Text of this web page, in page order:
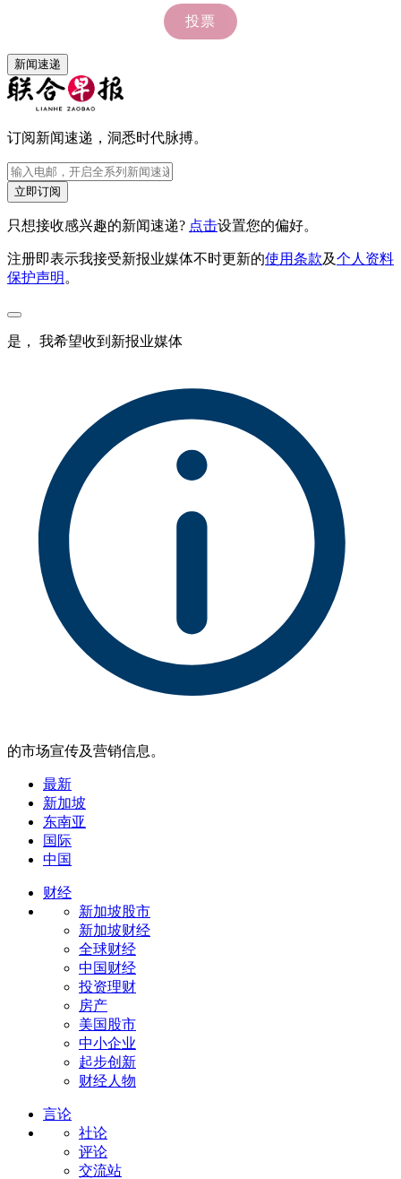
新闻速递
订阅新闻速递，洞悉时代脉搏。
立即订阅
只想接收感兴趣的新闻速递? 点击设置您的偏好。
注册即表示我接受新报业媒体不时更新的使用条款及个人资料
保护声明 。
是， 我希望收到新报业媒体
的市场宣传及营销信息。
最新
新加坡
东南亚
国际
中国
财经
新加坡股市
新加坡财经
全球财经
中国财经
投资理财
房产
美国股市
中小企业
起步创新
财经人物
言论
社论
评论
交流站